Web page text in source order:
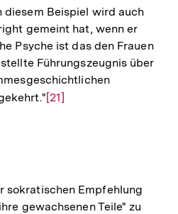
diesem Beispiel wird auch
gemeint hat, wenn er
Psyche ist das den Frauen
Führungszeugnis über
Zur
[21]
sokratischen Empfehlung
gewachsenen Teile" zu